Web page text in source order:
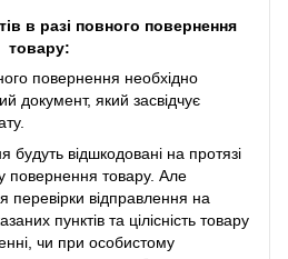
в разі повного повернення
товару:
повернення необхідно
документ, який засвідчує
будуть відшкодовані на протязі
повернення товару. Але
перевірки відправлення на
пунктів та цілісність товару
чи при особистому